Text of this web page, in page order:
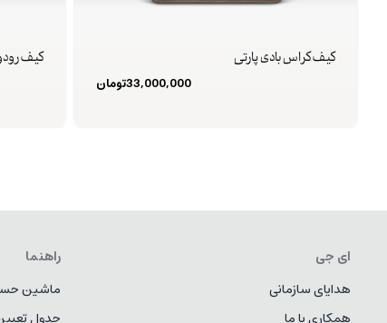
کیف کراس بادی پارتی
33,000,000تومان
کیف
ای جی
هدایای سازمانی
همکاری با ما
راهنما
ماشین
جدول